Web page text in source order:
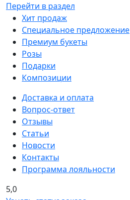
Перейти в раздел
Хит продаж
Специальное предложение
Премиум букеты
Розы
Подарки
Композиции
Доставка и оплата
Вопрос-ответ
Отзывы
Статьи
Новости
Контакты
Программа лояльности
5,0